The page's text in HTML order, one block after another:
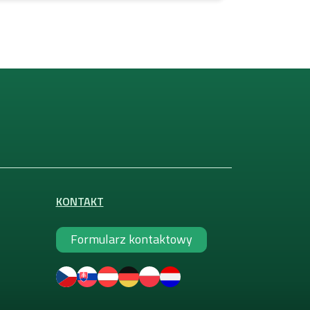
KONTAKT
Formularz kontaktowy